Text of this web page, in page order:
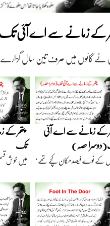
کے زمانے سے اے آئی
نے گائوں میں صرف تین سال
کے زمانے سے اے آئی
حصہ)
کے نوے فیصد مکان کچے تھے‘
پتھر
تک
میں خوش